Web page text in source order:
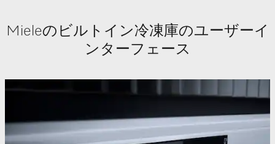
Mieleのビルトイン冷凍庫のユーザーイ
ンターフェース